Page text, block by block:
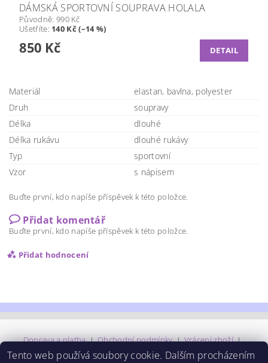
DÁMSKÁ SPORTOVNÍ SOUPRAVA HOLALA
Původně: 990 Kč
Ušetříte: 140 Kč (–14 %)
850 Kč DETAIL
Materiál
elastan, bavlna, polyester
Druh
soupravy
Délka
dlouhé
Délka rukávu
dlouhé rukávy
Typ
sportovní
Vzor
s nápisem
Buďte první, kdo napíše příspěvek k této položce.
Přidat komentář
Buďte první, kdo napíše příspěvek k této položce.
Přidat hodnocení
Doprava a platba | Obchodní podmínky | Vrácení zboží |
Hodnocení obchodu | Hodnocení Heureka.cz |
Orientační tabulka velikostí | Facebook | Instagram | GDPR |
Tento web používá soubory cookie. Dalším procházením